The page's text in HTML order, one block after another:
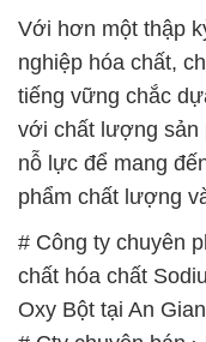
nỗ lực để mang
phẩm chất lượng
# Công ty chuyên
chất hóa chất
Oxy Bột tại An
# Cty chuyên bán ›
Sodium
Giang
# Thương mại ○
Sodium